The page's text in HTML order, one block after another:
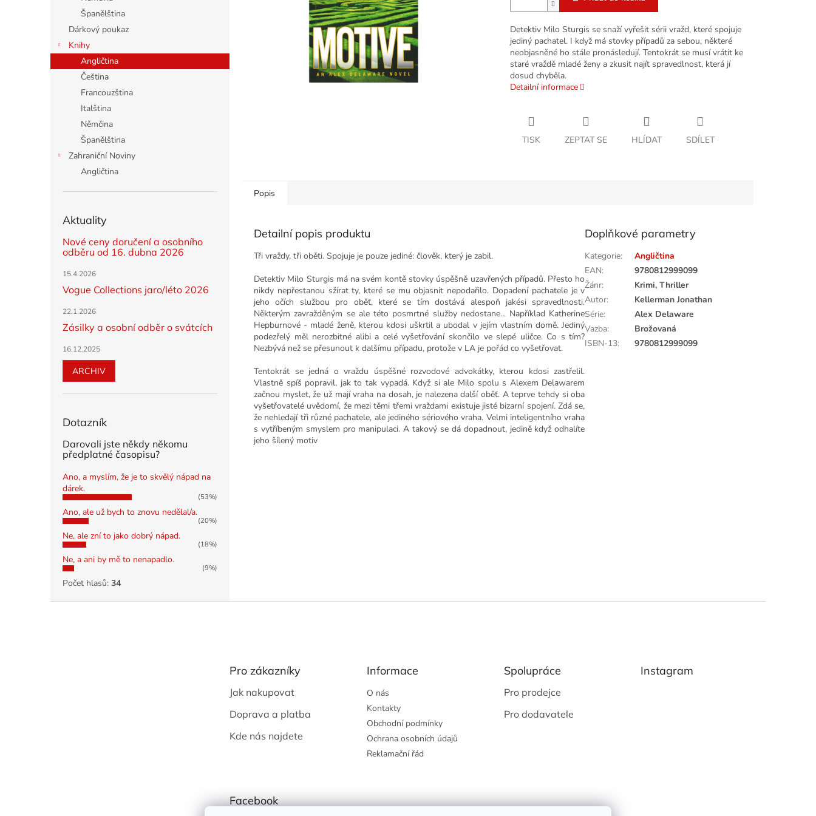
Španělština
Dárkový poukaz
Knihy
Angličtina
Čeština
Francouzština
Italština
Němčina
Španělština
Zahraniční Noviny
Angličtina
Aktuality
Nové ceny doručení a osobního
odběru od 16. dubna 2026
15.4.2026
Vogue Collections jaro/léto 2026
22.1.2026
Zásilky a osobní odběr o svátcích
16.12.2025
ARCHIV
Dotazník
Darovali jste někdy někomu
předplatné časopisu?
Ano, a myslím, že je to skvělý nápad na
dárek.
(53%)
Ano, ale už bych to znovu nedělal/a.
(20%)
Ne, ale zní to jako dobrý nápad.
(18%)
Ne, a ani by mě to nenapadlo.
(9%)
Počet hlasů: 34
Detektiv Milo Sturgis se snaží vyřešit sérii vražd, které spojuje
jediný pachatel. I když má stovky případů za sebou, některé
neobjasněné ho stále pronásledují. Tentokrát se musí vrátit ke
staré vraždě mladé ženy a zkusit najít spravedlnost, která jí
dosud chyběla.
Detailní informace
TISK ZEPTAT SE HLÍDAT SDÍLET
Popis
Detailní popis produktu
Tři vraždy, tři oběti. Spojuje je pouze jediné: člověk, který je zabil.
Detektiv Milo Sturgis má na svém kontě stovky úspěšně uzavřených případů. Přesto ho
nikdy nepřestanou sžírat ty, které se mu objasnit nepodařilo. Dopadení pachatele je v
jeho očích službou pro oběť, které se tím dostává alespoň jakési spravedlnosti.
Některým zavražděným se ale této posmrtné služby nedostane... Například Katherine
Hepburnové - mladé ženě, kterou kdosi uškrtil a ubodal v jejím vlastním domě. Jediný
podezřelý měl nerozbitné alibi a celé vyšetřování skončilo ve slepé uličce. Co s tím?
Nezbývá než se přesunout k dalšímu případu, protože v LA je pořád co vyšetřovat.
Tentokrát se jedná o vraždu úspěšné rozvodové advokátky, kterou kdosi zastřelil.
Vlastně spíš popravil, jak to tak vypadá. Když si ale Milo spolu s Alexem Delawarem
začnou myslet, že už mají vraha na dosah, je nalezena další oběť. A teprve tehdy si oba
vyšetřovatelé uvědomí, že mezi těmi třemi vraždami existuje jisté bizarní spojení. Zdá se,
že nehledají tři různé pachatele, ale jediného sériového vraha. Velmi inteligentního vraha
s vytříbeným smyslem pro manipulaci. A takový se dá dopadnout, jedině když odhalíte
jeho šílený motiv
Doplňkové parametry
Kategorie:
Angličtina
EAN:
9780812999099
Žánr:
Krimi, Thriller
Autor:
Kellerman Jonathan
Série:
Alex Delaware
Vazba:
Brožovaná
ISBN-13: 9780812999099
Pro zákazníky
Jak nakupovat
Doprava a platba
Kde nás najdete
Informace
O nás
Kontakty
Obchodní podmínky
Ochrana osobních údajů
Reklamační řád
Spolupráce
Pro prodejce
Pro dodavatele
Instagram
Facebook